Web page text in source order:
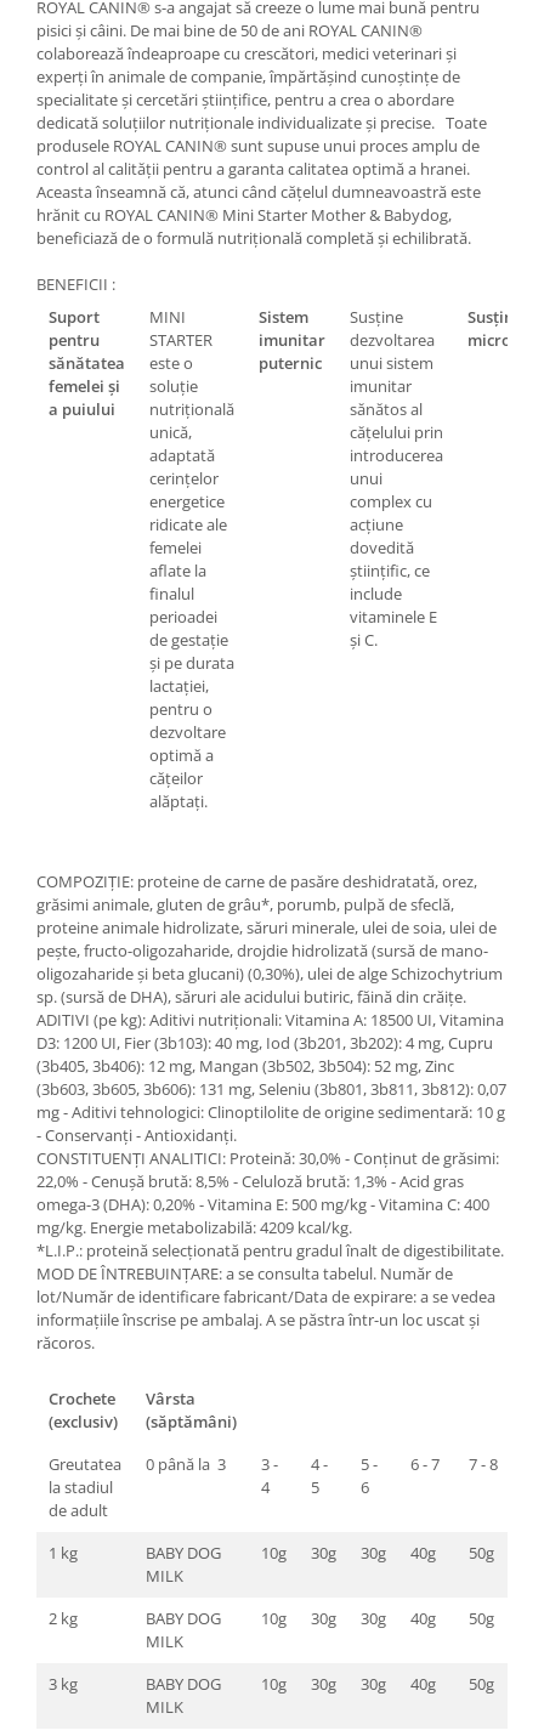
ROYAL CANIN® s-a angajat să creeze o lume mai bună pentru
pisici și câini. De mai bine de 50 de ani ROYAL CANIN®
colaborează îndeaproape cu crescători, medici veterinari și
experți în animale de companie, împărtășind cunoștințe de
specialitate și cercetări științifice, pentru a crea o abordare
dedicată soluțiilor nutriționale individualizate și precise. Toate
produsele ROYAL CANIN® sunt supuse unui proces amplu de
control al calității pentru a garanta calitatea optimă a hranei.
Aceasta înseamnă că, atunci când cățelul dumneavoastră este
hrănit cu ROYAL CANIN® Mini Starter Mother & Babydog,
beneficiază de o formulă nutrițională completă și echilibrată.
BENEFICII :
Suport
pentru
sănătatea
femelei și
a puiului
MINI
STARTER
este o
soluție
nutrițională
unică,
adaptată
cerințelor
energetice
ridicate ale
femelei
aflate la
finalul
perioadei
de gestație
și pe durata
lactației,
pentru o
dezvoltare
optimă a
cățeilor
alăptați.
Sistem
imunitar
puternic
Susține
dezvoltarea
unui sistem
imunitar
sănătos al
cățelului prin
introducerea
unui
complex cu
acțiune
dovedită
științific, ce
include
vitaminele E
și C.
Susține
COMPOZIŢIE: proteine de carne de pasăre deshidratată, orez,
grăsimi animale, gluten de grâu*, porumb, pulpă de sfeclă,
proteine animale hidrolizate, săruri minerale, ulei de soia, ulei de
peşte, fructo-oligozaharide, drojdie hidrolizată (sursă de mano-
oligozaharide şi beta glucani) (0,30%), ulei de alge Schizochytrium
sp. (sursă de DHA), săruri ale acidului butiric, făină din crăiţe.
ADITIVI (pe kg): Aditivi nutriţionali: Vitamina A: 18500 UI, Vitamina
D3: 1200 UI, Fier (3b103): 40 mg, Iod (3b201, 3b202): 4 mg, Cupru
(3b405, 3b406): 12 mg, Mangan (3b502, 3b504): 52 mg, Zinc
(3b603, 3b605, 3b606): 131 mg, Seleniu (3b801, 3b811, 3b812): 0,07
mg - Aditivi tehnologici: Clinoptilolite de origine sedimentară: 10 g
- Conservanţi - Antioxidanţi.
CONSTITUENŢI ANALITICI: Proteină: 30,0% - Conţinut de grăsimi:
22,0% - Cenuşă brută: 8,5% - Celuloză brută: 1,3% - Acid gras
omega-3 (DHA): 0,20% - Vitamina E: 500 mg/kg - Vitamina C: 400
mg/kg. Energie metabolizabilă: 4209 kcal/kg.
*L.I.P.: proteină selecţionată pentru gradul înalt de digestibilitate.
MOD DE ÎNTREBUINŢARE: a se consulta tabelul. Număr de
lot/Număr de identificare fabricant/Data de expirare: a se vedea
informaţiile înscrise pe ambalaj. A se păstra într-un loc uscat şi
răcoros.
Crochete
(exclusiv)
Vârsta
(săptămâni)
Greutatea
la stadiul
de adult
0 până la 3
3 -
4
4 -
5
5 -
6
6 - 7 7 - 8
1 kg
BABY DOG
MILK
10g 30g 30g 40g 50g
2 kg
BABY DOG
MILK
10g 30g 30g 40g 50g
3 kg
BABY DOG
MILK
10g 30g 30g 40g 50g